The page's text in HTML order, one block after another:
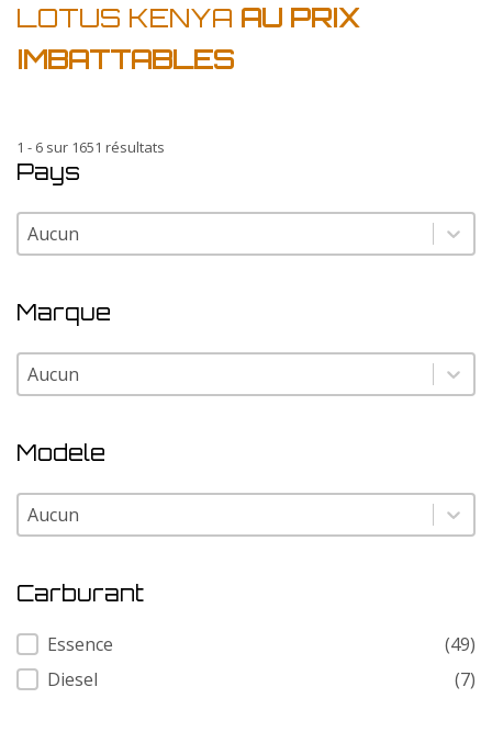
LOTUS KENYA AU PRIX
IMBATTABLES
1 - 6 sur 1651 résultats
Pays
Pays
Pays
Marque
Marque
Marque
Modele
Modele
Modele
Carburant
Carburant
Essence
(49)
Diesel
(7)